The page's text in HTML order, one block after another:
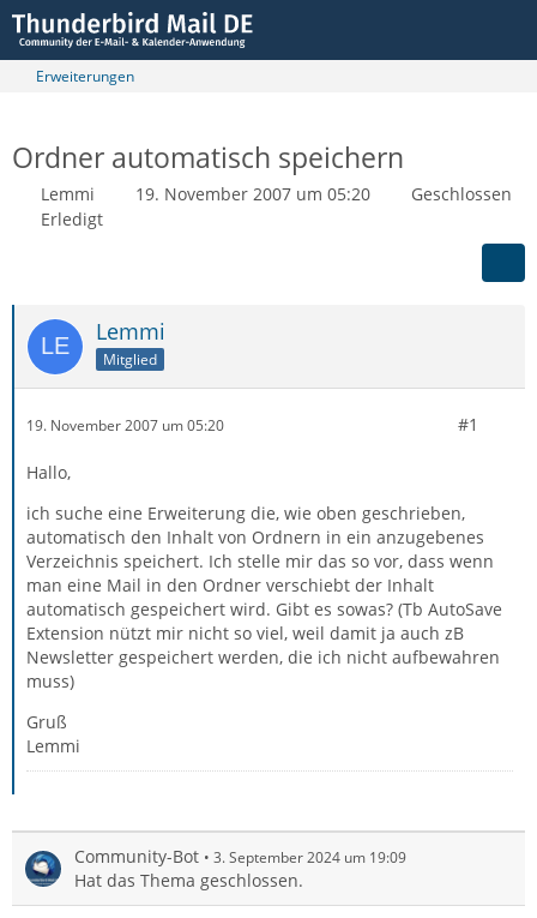
Erweiterungen
Ordner automatisch speichern
Lemmi 19. November 2007 um 05:20
Geschlossen
Erledigt
Lemmi
Mitglied
19. November 2007 um 05:20 #1
Hallo,
ich suche eine Erweiterung die, wie oben geschrieben,
automatisch den Inhalt von Ordnern in ein anzugebenes
Verzeichnis speichert. Ich stelle mir das so vor, dass wenn
man eine Mail in den Ordner verschiebt der Inhalt
automatisch gespeichert wird. Gibt es sowas? (Tb AutoSave
Extension nützt mir nicht so viel, weil damit ja auch zB
Newsletter gespeichert werden, die ich nicht aufbewahren
muss)
Gruß
Lemmi
Community-Bot 3. September 2024 um 19:09
Hat das Thema geschlossen.